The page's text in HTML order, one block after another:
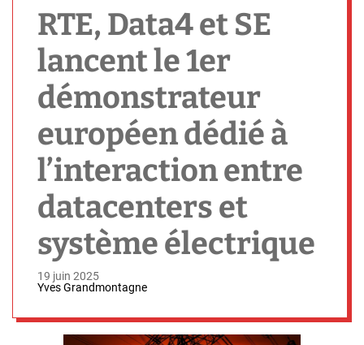
RTE, Data4 et SE
lancent le 1er
démonstrateur
européen dédié à
l’interaction entre
datacenters et
système électrique
19 juin 2025
Yves Grandmontagne